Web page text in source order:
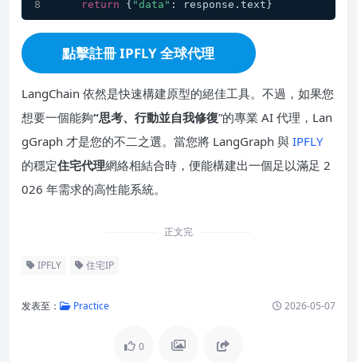
return { "data" : response.text}
點擊註冊 IPFLY 全球代理
LangChain 依然是快速構建原型的絕佳工具。不過，如果您
想要一個能夠“思考、行動並自我修復”的專業 AI 代理，Lan
gGraph 才是您的不二之選。當您將 LangGraph 與 IPFLY
的穩定住宅代理網絡相結合時，便能構建出一個足以滿足 2
026 年需求的高性能系統。
正文完
IPFLY 住宅IP
发表至： Practice 2026-05-07
0